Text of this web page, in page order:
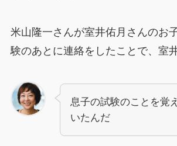
米山隆一さんが室井佑月さんのお
験のあとに連絡をしたことで、室
息子の試験のことを覚
いたんだ